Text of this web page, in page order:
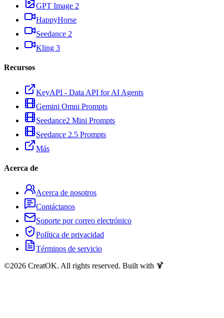
GPT Image 2
HappyHorse
Seedance 2
Kling 3
Recursos
KeyAPI - Data API for AI Agents
Gemini Omni Prompts
Seedance2 Mini Prompts
Seedance 2.5 Prompts
Más
Acerca de
Acerca de nosotros
Contáctanos
Soporte por correo electrónico
Política de privacidad
Términos de servicio
©2026 CreatOK. All rights reserved. Built with 🍹